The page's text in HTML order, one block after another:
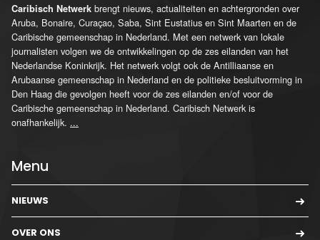
Caribisch Netwerk brengt nieuws, actualiteiten en achtergronden over
Aruba, Bonaire, Curaçao, Saba, Sint Eustatius en Sint Maarten en de
Caribische gemeenschap in Nederland. Met een netwerk van lokale
journalisten volgen we de ontwikkelingen op de zes eilanden van het
Nederlandse Koninkrijk. Het netwerk volgt ook de Antilliaanse en
Arubaanse gemeenschap in Nederland en de politieke besluitvorming in
Den Haag die gevolgen heeft voor de zes eilanden en/of voor de
Caribische gemeenschap in Nederland. Caribisch Netwerk is
onafhankelijk. ...
Menu
NIEUWS
OVER ONS